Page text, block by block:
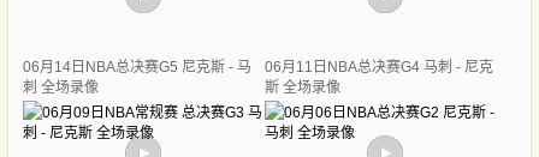
06月14日NBA总决赛G5 尼克斯 - 马
刺 全场录像
06月11日NBA总决赛G4 马刺 - 尼克
斯 全场录像